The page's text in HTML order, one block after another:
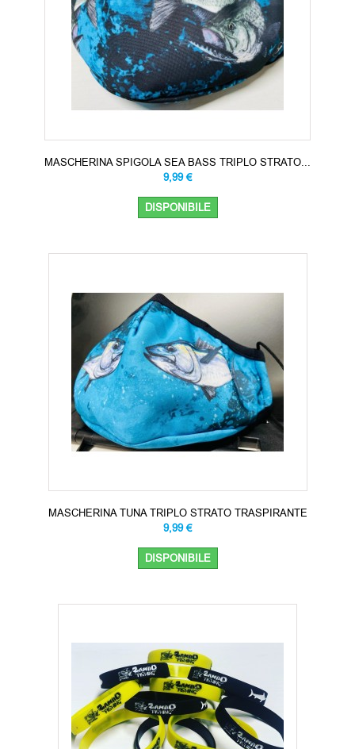
MASCHERINA SPIGOLA SEA BASS TRIPLO STRATO...
9,99 €
DISPONIBILE
MASCHERINA TUNA TRIPLO STRATO TRASPIRANTE
9,99 €
DISPONIBILE